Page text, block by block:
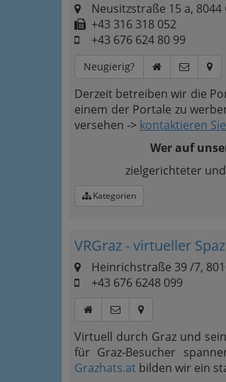
Neusitzstraße 15 a, 8044
+43 316 318 052
+43 676 624 80 99
Neugierig?
Derzeit betreiben wir die
einem der Portale zu
versehen -> kontaktieren
Wer auf
zielgerichteter
Kategorien
VRGraz - virtueller
Heinrichstraße 39 /7,
+43 676 6248 099
Virtuell durch Graz und
für Graz-Besucher
Grazhats.at bilden wir ein